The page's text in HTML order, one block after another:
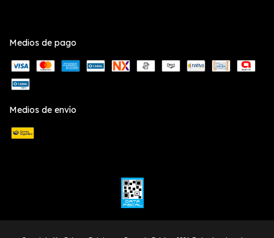
Medios de pago
Medios de envío